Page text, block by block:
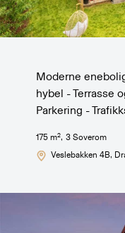
Moderne
hybel - Terrasse
Parkering -
175 m2, 3Soverom
Veslebakken 4B,